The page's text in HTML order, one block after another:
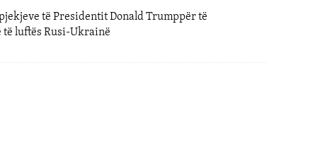
të Presidentit Donald Trumppër të
të luftës Rusi-Ukrainë